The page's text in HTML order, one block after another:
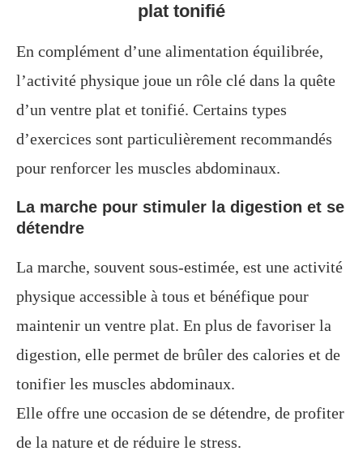
plat tonifié
En complément d’une alimentation équilibrée,
l’activité physique joue un rôle clé dans la quête
d’un ventre plat et tonifié. Certains types
d’exercices sont particulièrement recommandés
pour renforcer les muscles abdominaux.
La marche pour stimuler la digestion et se
détendre
La marche, souvent sous-estimée, est une activité
physique accessible à tous et bénéfique pour
maintenir un ventre plat. En plus de favoriser la
digestion, elle permet de brûler des calories et de
tonifier les muscles abdominaux.
Elle offre une occasion de se détendre, de profiter
de la nature et de réduire le stress.